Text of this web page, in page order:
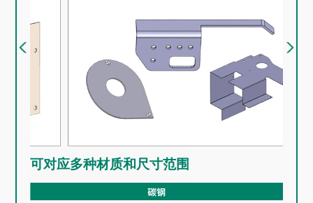
可对应多种材质和尺寸范围